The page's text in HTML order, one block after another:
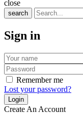
close
search
Sign in
Remember me
Lost your password?
Create An Account